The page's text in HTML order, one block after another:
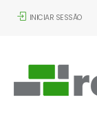
INICIAR SESSÃO